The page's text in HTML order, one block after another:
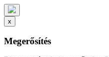
x
Megerősítés